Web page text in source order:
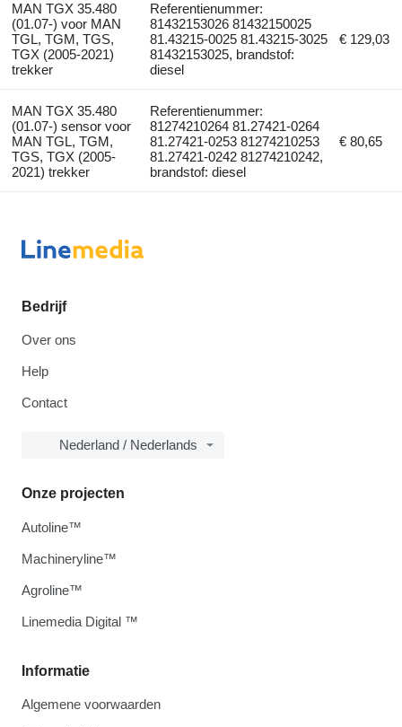
MAN TGX 35.480
(01.07-) voor MAN
TGL, TGM, TGS,
TGX (2005-2021)
trekker
Referentienummer:
81432153026 81432150025
81.43215-0025 81.43215-3025
81432153025, brandstof:
diesel
€ 129,03
MAN TGX 35.480
(01.07-) sensor voor
MAN TGL, TGM,
TGS, TGX (2005-
2021) trekker
Referentienummer:
81274210264 81.27421-0264
81.27421-0253 81274210253
81.27421-0242 81274210242,
brandstof: diesel
€ 80,65
Bedrijf
Over ons
Help
Contact
Nederland / Nederlands
Informatie
Algemene voorwaarden
Onze projecten
Autoline™
Machineryline™
Agroline™
Linemedia Digital ™